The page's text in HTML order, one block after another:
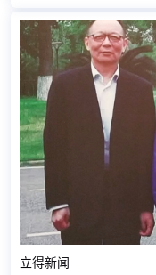
立得新闻